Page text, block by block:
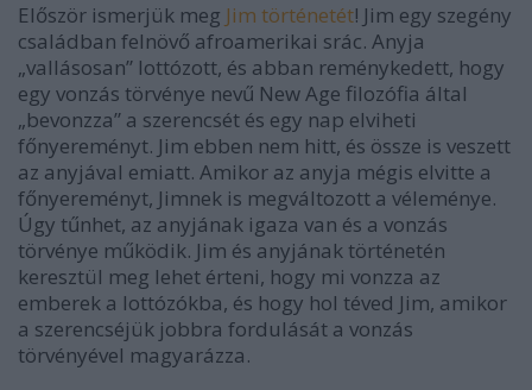
Először ismerjük meg Jim történetét! Jim egy szegény
családban felnövő afroamerikai srác. Anyja
„vallásosan” lottózott, és abban reménykedett, hogy
egy vonzás törvénye nevű New Age filozófia által
„bevonzza” a szerencsét és egy nap elviheti
főnyereményt. Jim ebben nem hitt, és össze is veszett
az anyjával emiatt. Amikor az anyja mégis elvitte a
főnyereményt, Jimnek is megváltozott a véleménye.
Úgy tűnhet, az anyjának igaza van és a vonzás
törvénye működik. Jim és anyjának történetén
keresztül meg lehet érteni, hogy mi vonzza az
emberek a lottózókba, és hogy hol téved Jim, amikor
a szerencséjük jobbra fordulását a vonzás
törvényével magyarázza.